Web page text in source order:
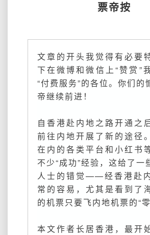
机
呆
了，
香
港
之
没
那
么
简
单
~
确
定
好
酒
票帝按
文章的开头我觉得有必要
下在微博和微信上“赞赏”
“付费服务”的各位。你们的
帝继续前进！
自香港赴内地之路开通之
前往内地开展了新的途径
在内的各类平台和小红书
不少“成功”经验，这给了一
人士的错觉——经香港赴
常的容易，尤其是看到了
的机票只要飞内地机票的“
本文作者长居香港，最开